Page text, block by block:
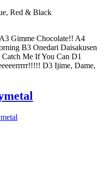
Red & Black
Gimme Chocolate!! A4
B3 Onedari Daisakusen
Me If You Can D1
D3 Ijime, Dame,